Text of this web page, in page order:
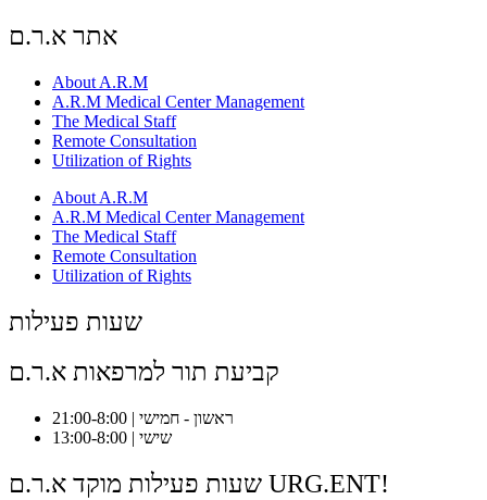
אתר א.ר.ם
About A.R.M
A.R.M Medical Center Management
The Medical Staff
Remote Consultation
Utilization of Rights
About A.R.M
A.R.M Medical Center Management
The Medical Staff
Remote Consultation
Utilization of Rights
שעות פעילות
קביעת תור למרפאות א.ר.ם
ראשון - חמישי | 21:00-8:00
שישי | 13:00-8:00
שעות פעילות מוקד א.ר.ם URG.ENT!